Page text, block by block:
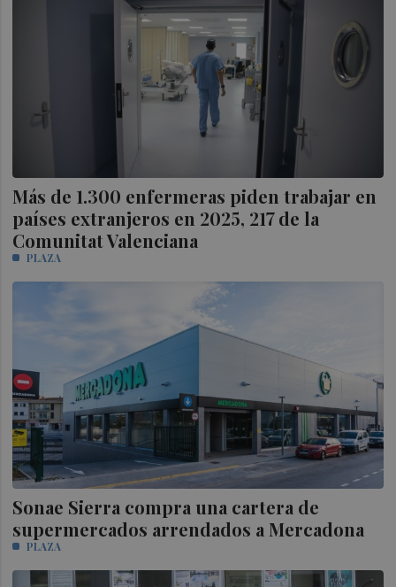
Más de 1.300 enfermeras piden trabajar en
países extranjeros en 2025, 217 de la
Comunitat Valenciana
PLAZA
Sonae Sierra compra una cartera de
supermercados arrendados a Mercadona
PLAZA